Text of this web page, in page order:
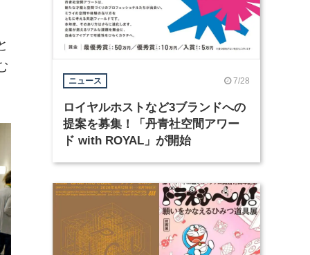
ニュース 7/28
ロイヤルホストなど3ブランドへの
提案を募集！「丹青社空間アワー
ド with ROYAL」が開始